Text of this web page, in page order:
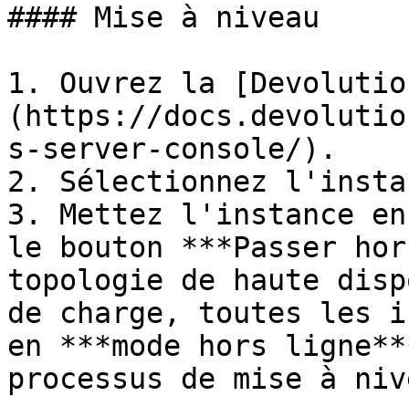
#### Mise à niveau
1. Ouvrez la
(https://
s-server-console/).
2. Sélectionnez
3. Mettez l'instance
le bouton ***Passer
topologie de haute
de charge, toutes les
en ***mode hors
processus de mise à